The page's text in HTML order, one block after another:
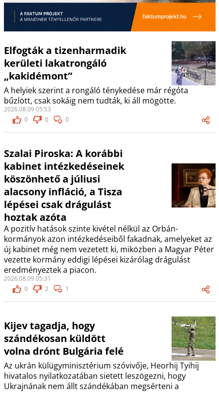
Elfogták a tizenharmadik
kerületi lakatrongáló
„kakidémont”
A helyiek szerint a rongáló ténykedése már régóta
bűzlött, csak sokáig nem tudták, ki áll mögötte.
2026.08.09 05:53
0
0 0
Szalai Piroska: A korábbi
kabinet intézkedéseinek
köszönhető a júliusi
alacsony infláció, a Tisza
lépései csak drágulást
hoztak azóta
A pozitív hatások szinte kivétel nélkül az Orbán-
kormányok azon intézkedéseiből fakadnak, amelyeket az
új kabinet még nem vezetett ki, miközben a Magyar Péter
vezette kormány eddigi lépései kizárólag drágulást
eredményeztek a piacon.
2026.08.09 05:31
0
2 1
Kijev tagadja, hogy
szándékosan küldött
volna drónt Bulgária felé
Az ukrán külügyminisztérium szóvivője, Heorhij Tyihij
hivatalos nyilatkozatában sietett leszögezni, hogy
Ukrajnának nem állt szándékában megsérteni a